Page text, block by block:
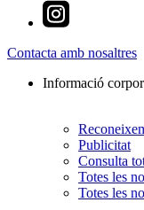
Contacta amb nosaltres
Informació
Publicitat
Consulta
Totes les
Totes les